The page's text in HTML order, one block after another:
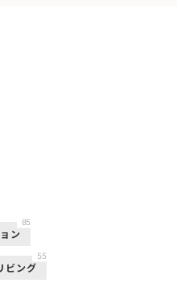
ン
85
ビング
55